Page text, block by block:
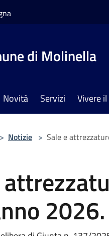
di Molinella
Novità Servizi Vivere
> Notizie > Sale e
2026.